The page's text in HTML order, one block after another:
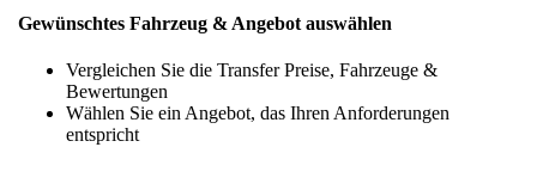
Gewünschtes Fahrzeug & Angebot auswählen
Vergleichen Sie die Transfer Preise, Fahrzeuge &
Bewertungen
Wählen Sie ein Angebot, das Ihren Anforderungen
entspricht